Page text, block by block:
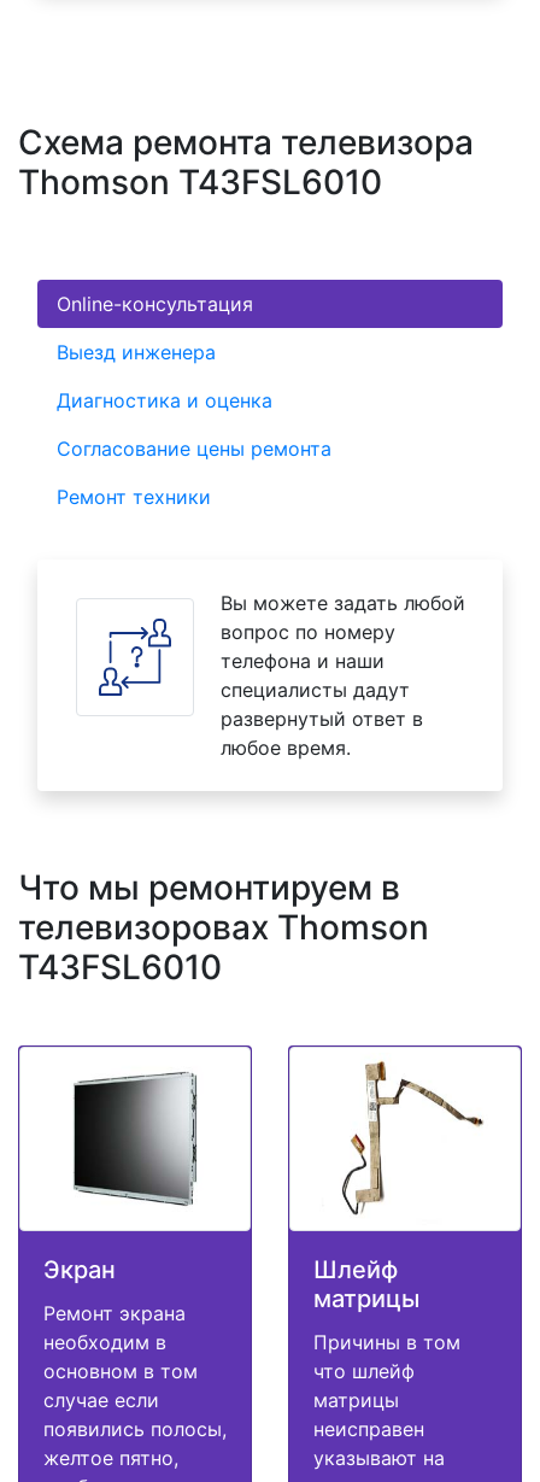
Схема ремонта телевизора
Thomson T43FSL6010
Online-консультация
Выезд инженера
Диагностика и оценка
Согласование цены ремонта
Ремонт техники
Вы можете задать любой
вопрос по номеру
телефона и наши
специалисты дадут
развернутый ответ в
любое время.
Что мы ремонтируем в
телевизоровах Thomson
T43FSL6010
Экран
Ремонт экрана
необходим в
основном в том
случае если
появились полосы,
желтое пятно,
Шлейф
матрицы
Причины в том
что шлейф
матрицы
неисправен
указывают на